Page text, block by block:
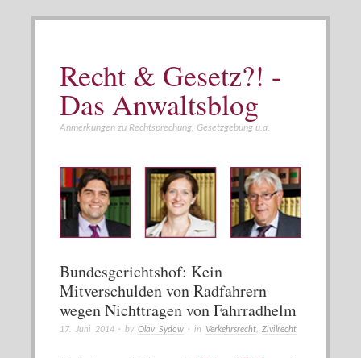
Recht & Gesetz?! -
Das Anwaltsblog
Anmerkungen zu Rechtsprechung, Gesetzgebung u.a.
Bundesgerichtshof: Kein
Mitverschulden von Radfahrern
wegen Nichttragen von Fahrradhelm
17. Juni 2014 · by Olav Sydow · in Verkehrsrecht, Zivilrecht